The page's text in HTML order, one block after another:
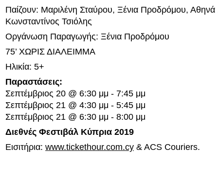
Παίζουν: Μαριλένη Σταύρου, Ξένια Προδρόμου,
Κωνσταντίνος Τσιόλης
Οργάνωση Παραγωγής: Ξένια Προδρόμου
75’ ΧΩΡΙΣ ΔΙΑΛΕΙΜΜΑ
Ηλικία: 5+
Παραστάσεις:
Σεπτέμβριος 20 @ 6:30 μμ - 7:45 μμ
Σεπτέμβριος 21 @ 4:30 μμ - 5:45 μμ
Σεπτέμβριος 21 @ 6:30 μμ - 8:00 μμ
Διεθνές Φεστιβάλ Κύπρια 2019
Εισιτήρια: www.tickethour.com.cy & ACS Couriers.